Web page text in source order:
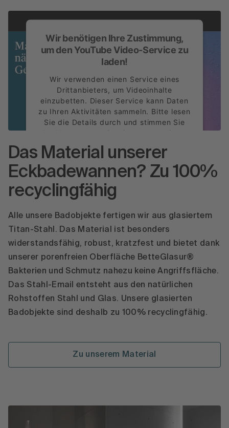
Wir benötigen Ihre Zustimmung,
um den YouTube Video-Service zu
laden!
Wir verwenden einen Service eines
Drittanbieters, um Videoinhalte
einzubetten. Dieser Service kann Daten
zu Ihren Aktivitäten sammeln. Bitte lesen
Sie die Details durch und stimmen Sie
der Nutzung des Service zu, um dieses
Video anzusehen.
Akzeptieren
Management Platform
Das Material unserer
Eckbadewannen? Zu 100%
recyclingfähig
Alle unsere Badobjekte fertigen wir aus glasiertem
Titan-Stahl. Das Material ist besonders
widerstandsfähig, robust, kratzfest und bietet dank
unserer porenfreien Oberfläche BetteGlasur®
Bakterien und Schmutz nahezu keine Angriffsfläche.
Das Stahl-Email entsteht aus den natürlichen
Rohstoffen Stahl und Glas. Unsere glasierten
Badobjekte sind deshalb zu 100% recyclingfähig.
Zu unserem Material